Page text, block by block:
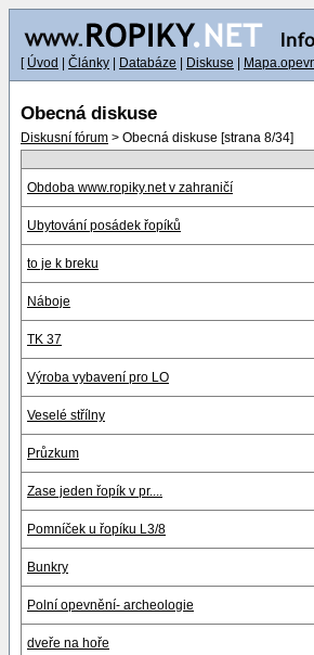
[ Úvod Články Databáze Diskuse
Obecná diskuse
Diskusní fórum > Obecná diskuse [strana 8/34]
Obdoba www.ropiky.net v zahraničí
Ubytování posádek řopíků
to je k breku
Náboje
TK 37
Výroba vybavení pro LO
Veselé střílny
Průzkum
Zase jeden řopík v pr....
Pomníček u řopíku L3/8
Bunkry
Polní opevnění- archeologie
dveře na hoře